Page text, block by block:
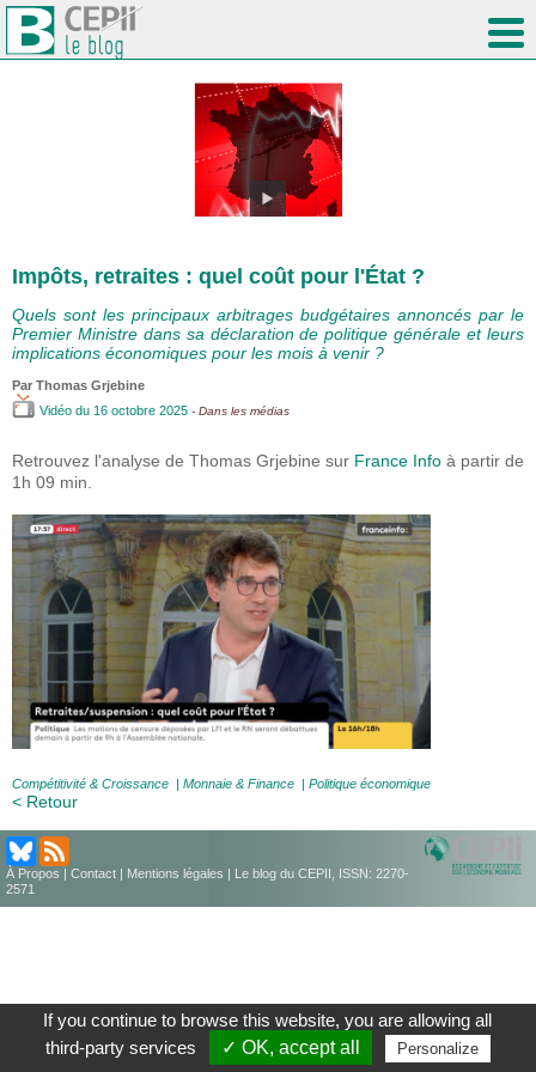
Impôts, retraites : quel coût pour l'État ?
Quels sont les principaux arbitrages budgétaires annoncés par le
Premier Ministre dans sa déclaration de politique générale et leurs
implications économiques pour les mois à venir ?
Par Thomas Grjebine
Vidéo du 16 octobre 2025 - Dans les médias
Retrouvez l'analyse de Thomas Grjebine sur France Info à partir de
1h 09 min.
Compétitivité & Croissance Monnaie & Finance Politique économique
< Retour
À Propos Contact Mentions légales | Le blog du CEPII, ISSN: 2270-
2571
If you continue to browse this website, you are allowing all
third-party services
✓ OK, accept all Personalize